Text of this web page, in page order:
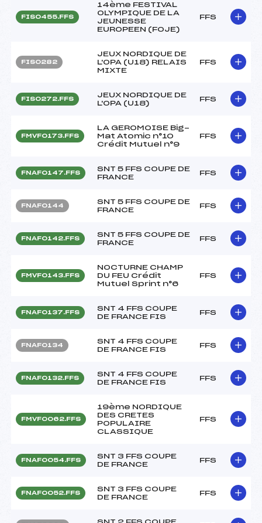
FIS0455.FFS
14ème FESTIVAL
OLYMPIQUE DE LA
JEUNESSE
EUROPEEN (FOJE)
FFS
FIS0282
JEUX NORDIQUE DE
L'OPA (U18) RELAIS
MIXTE
FFS
FIS0272.FFS
JEUX NORDIQUE DE
L'OPA (U18)
FFS
FMVF0173.FFS
LA GEROMOISE Big-
Mat Atomic n°10
Crédit Mutuel n°9
FFS
FNAF0147.FFS
SNT 5 FFS COUPE DE
FRANCE
FFS
FNAF0144
SNT 5 FFS COUPE DE
FRANCE
FFS
FNAF0142.FFS
SNT 5 FFS COUPE DE
FRANCE
FFS
FMVF0143.FFS
NOCTURNE CHAMP
DU FEU Crédit
Mutuel Sprint n°6
FFS
FNAF0137.FFS
SNT 4 FFS COUPE
DE FRANCE FIS
FFS
FNAF0134
SNT 4 FFS COUPE
DE FRANCE FIS
FFS
FNAF0132.FFS
SNT 4 FFS COUPE
DE FRANCE FIS
FFS
FMVF0062.FFS
19ème NORDIQUE
DES CRETES
POPULAIRE
CLASSIQUE
FFS
FNAF0054.FFS
SNT 3 FFS COUPE
DE FRANCE
FFS
FNAF0052.FFS
SNT 3 FFS COUPE
DE FRANCE
FFS
SNT 2 FFS COUPE